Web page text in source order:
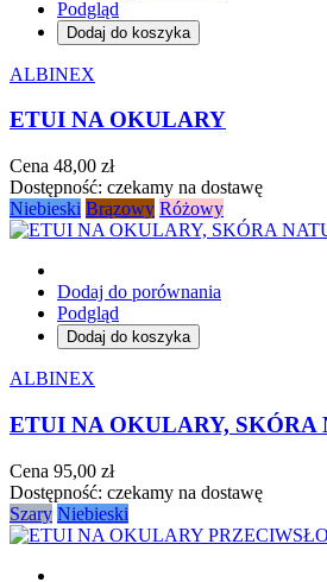
Podgląd
Dodaj do koszyka
ALBINEX
ETUI NA OKULARY
Cena 48,00 zł
Dostępność: czekamy na dostawę
Niebieski Brązowy Różowy
Dodaj do porównania
Podgląd
Dodaj do koszyka
ALBINEX
ETUI NA OKULARY, SKÓRA
Cena 95,00 zł
Dostępność: czekamy na dostawę
Szary Niebieski